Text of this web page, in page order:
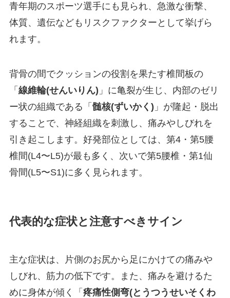
青年期のスポーツ選手にも見られ、急激な衝撃、
体質、遺伝などもリスクファクターとして挙げら
れます。
背骨の間でクッションの役割を果たす椎間板の
「 線維輪(せんいりん) 」に亀裂が生じ、内部のゼリ
ー状の組織である「 髄核(ずいかく) 」が隆起・脱出
することで、神経組織を刺激し、痛みやしびれを
引き起こします。好発部位としては、第4・第5腰
椎間(L4〜L5)が最も多く、次いで第5腰椎・第1仙
骨間(L5〜S1)に多く見られます。
代表的な症状と注意すべきサイン
主な症状は、片側のお尻から足にかけての痛みや
しびれ、筋力の低下です。また、痛みを避けるた
めに身体が傾く「 疼痛性側弯(とうつうせいそくわ